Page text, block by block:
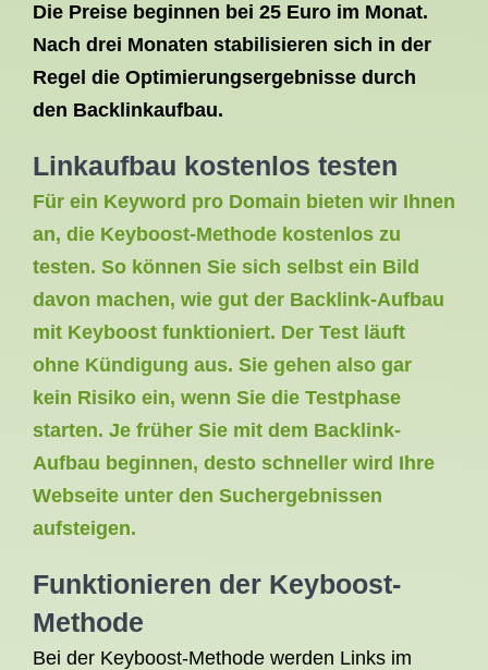
Die Preise beginnen bei 25 Euro im Monat.
Nach drei Monaten stabilisieren sich in der
Regel die Optimierungsergebnisse durch
den Backlinkaufbau.
Linkaufbau kostenlos testen
Für ein Keyword pro Domain bieten wir Ihnen
an, die Keyboost-Methode kostenlos zu
testen. So können Sie sich selbst ein Bild
davon machen, wie gut der Backlink-Aufbau
mit Keyboost funktioniert. Der Test läuft
ohne Kündigung aus. Sie gehen also gar
kein Risiko ein, wenn Sie die Testphase
starten. Je früher Sie mit dem Backlink-
Aufbau beginnen, desto schneller wird Ihre
Webseite unter den Suchergebnissen
aufsteigen.
Funktionieren der Keyboost-
Methode
Bei der Keyboost-Methode werden Links im